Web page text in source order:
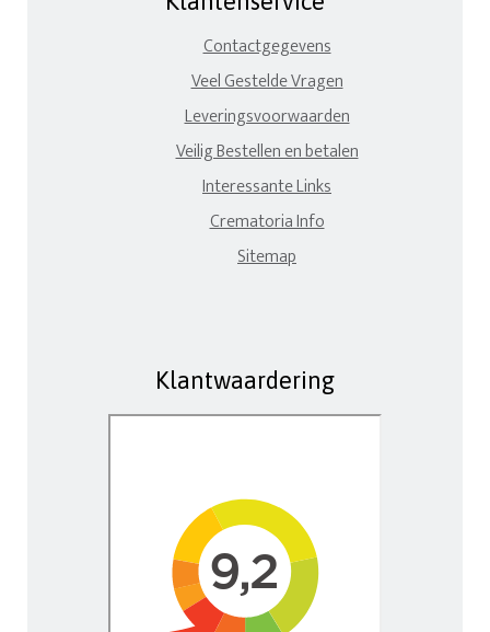
Contactgegevens
Veel Gestelde Vragen
Leveringsvoorwaarden
Veilig Bestellen en betalen
Interessante Links
Crematoria Info
Sitemap
Klantwaardering